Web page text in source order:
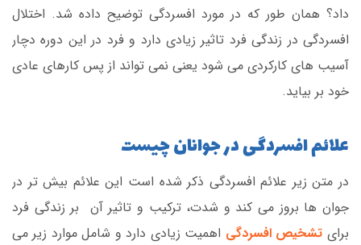
داد؟ همان طور که در مورد افسردگی توضیح داده شد. اختلال
افسردگی در زندگی فرد تاثیر زیادی دارد و فرد در این دوره دچار
آسیب های کارکردی می شود یعنی نمی تواند از پس کارهای عادی
خود بر بیاید.
علائم افسردگی در جوانان چیست
در متن زیر علائم افسردگی ذکر شده است این علائم بیش تر در
جوان ها بروز می کند و شدت، ترکیب و تاثیر آن بر زندگی فرد
برای تشخیص افسردگی اهمیت زیادی دارد و شامل موارد زیر می